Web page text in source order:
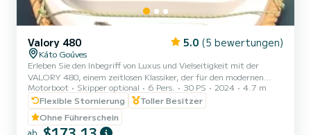
Valory 480 5.0 (5 bewertungen)
Káto Goúves
Erleben Sie den Inbegriff von Luxus und Vielseitigkeit mit der
VALORY 480, einem zeitlosen Klassiker, der für den modernen
Abenteurer neu interpretiert wurde. Mit seinem geräumigen und
komfortablen Innenraum, der serienmäßig mit einer Mittelkonsole
und exquisiter Polsterung ausgestattet ist, verspricht die VALORY
480 ein unvergleichliches Bootserlebnis. Aber das ist erst der
Motorboot Skipper optional 6 Pers. 30 PS 2024
4.7 m
Flexible Stornierung
Toller Besitzer
Ohne Führerschein